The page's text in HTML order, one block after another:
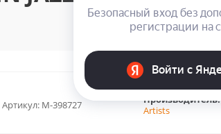
Артикул: M-398727 Производитель:
Artists